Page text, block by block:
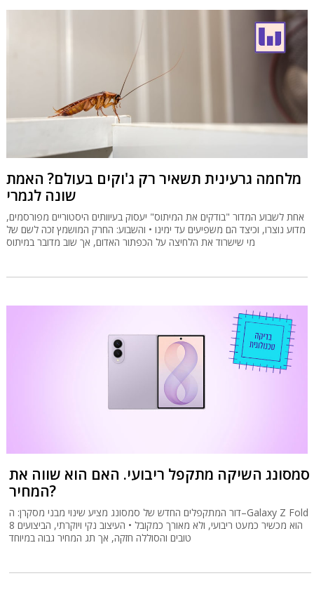
מלחמה גרעינית תשאיר רק ג'וקים בעולם? האמת
שונה לגמרי
אחת לשבוע המדור "בודקים את המיתוס" יעסוק בעיוותים היסטוריים מפורסמים,
מדוע נוצרו, וכיצד הם משפיעים עד ימינו • והשבוע: החרק המושמץ זכה לשם של
מי שישרוד את הלחיצה על הכפתור האדום, אך שוב מדובר במיתוס
סמסונג השיקה מתקפל ריבועי. האם הוא שווה את
המחיר?
דור המתקפלים החדש של סמסונג מציע שינוי מבני מסקרן: ה–Galaxy Z Fold
8 הוא מכשיר כמעט ריבועי, ולא מאורך כמקובל • העיצוב נקי ויוקרתי, הביצועים
טובים והסוללה חזקה, אך תג המחיר גבוה במיוחד